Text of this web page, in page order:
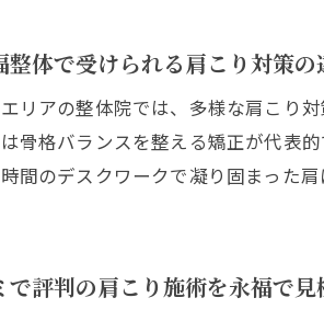
整体で受けられる肩こり対策の
リアの整体院では、多様な肩こり
骨格バランスを整える矯正が代表
間のデスクワークで凝り固まった
で評判の肩こり施術を永福で見